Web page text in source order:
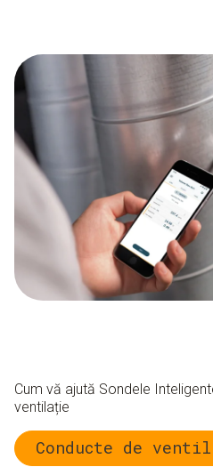
Cum vă ajută Sondele
ventilație
Conducte de